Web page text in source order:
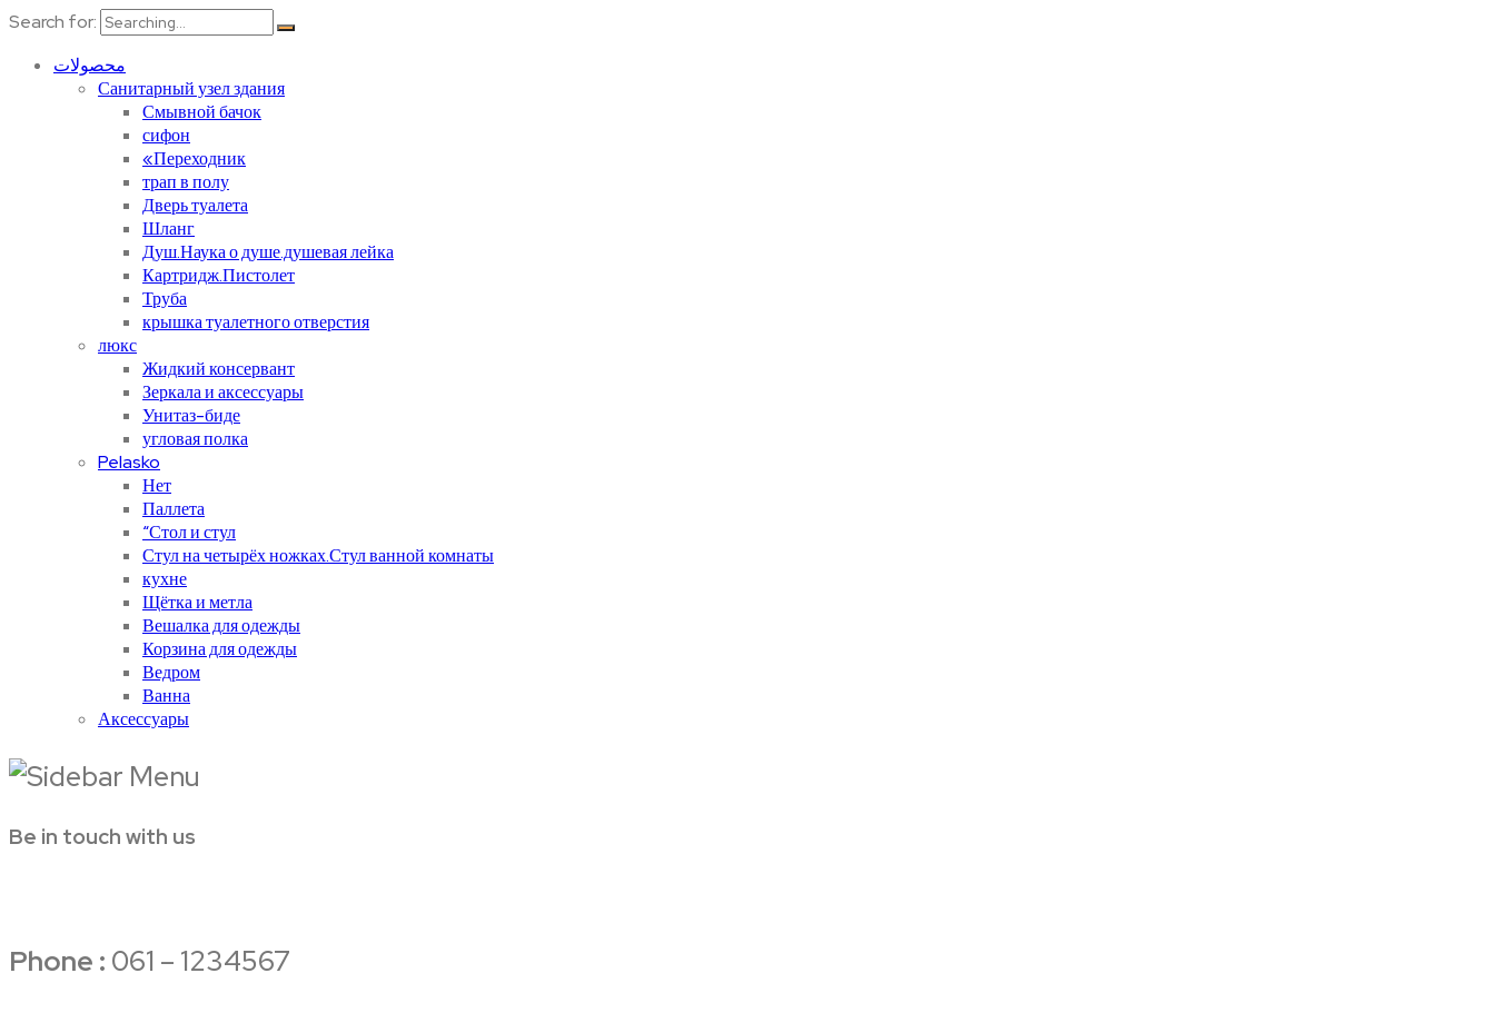
Search for:
محصولات
Санитарный узел здания
Смывной бачок
сифон
«Переходник
трап в полу
Дверь туалета
Шланг
Душ.Наука о душе.душевая лейка
Картридж.Пистолет
Труба
крышка туалетного отверстия
люкс
Жидкий консервант
Зеркала и аксессуары
Унитаз-биде
угловая полка
Pelasko
Нет
Паллета
“Стол и стул
Стул на четырёх ножках.Стул ванной комнаты
кухне
Щётка и метла
Вешалка для одежды
Корзина для одежды
Ведром
Ванна
Аксессуары
Be in touch with us
Phone : 061 – 1234567